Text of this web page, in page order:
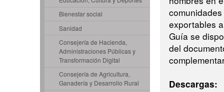
Bienestar social
Sanidad
Consejería de Hacienda,
Administraciones Públicas y
Transformación Digital
Consejería de Agricultura,
Ganadería y Desarrollo Rural
exportables
Guía se
del
Descargas: